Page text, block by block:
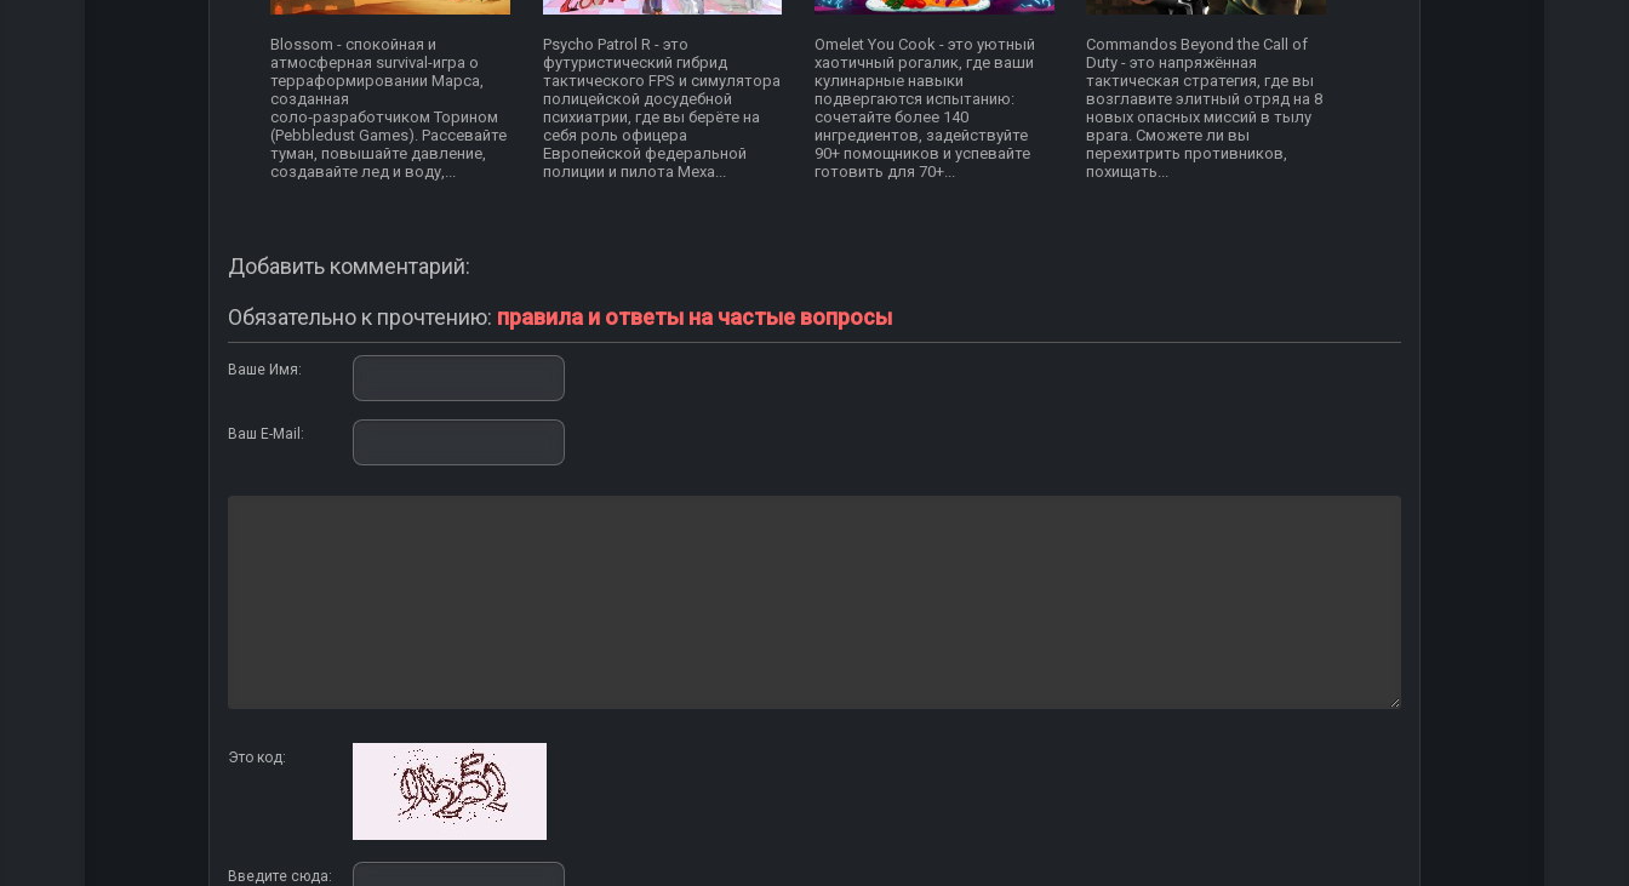
Blossom - спокойная и
атмосферная survival-игра о
терраформировании Марса,
созданная
соло‑разработчиком Торином
(Pebbledust Games). Рассевайте
туман, повышайте давление,
создавайте лед и воду,...
Psycho Patrol R - это
футуристический гибрид
тактического FPS и симулятора
полицейской досудебной
психиатрии, где вы берёте на
себя роль офицера
Европейской федеральной
полиции и пилота Меха...
Omelet You Cook - это уютный
хаотичный рогалик, где ваши
кулинарные навыки
подвергаются испытанию:
сочетайте более 140
ингредиентов, задействуйте
90+ помощников и успевайте
готовить для 70+...
Commandos Beyond the Call of
Duty - это напряжённая
тактическая стратегия, где вы
возглавите элитный отряд на 8
новых опасных миссий в тылу
врага. Сможете ли вы
перехитрить противников,
похищать...
Добавить комментарий:
Обязательно к прочтению: правила и ответы на частые вопросы
Ваше Имя:
Ваш E-Mail:
Это код:
Введите сюда: